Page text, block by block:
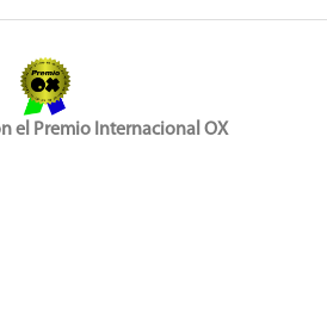
el Premio Internacional OX